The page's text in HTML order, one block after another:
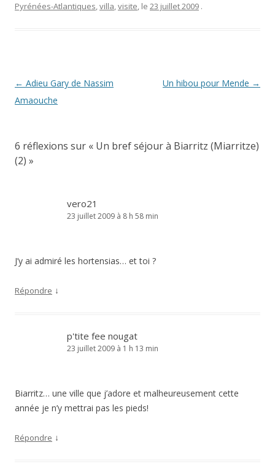
Pyrénées-Atlantiques,villa,visite, le 23 juillet 2009 .
Navigation
des
← Adieu Gary de Nassim
Amaouche
Un hibou pour Mende →
6 réflexions sur « Un bref séjour à Biarritz (Miarritze)
(2) »
vero21
23 juillet 2009 à 8 h 58 min
J’y ai admiré les hortensias… et toi ?
Répondre ↓
p'tite fee nougat
23 juillet 2009 à 1 h 13 min
Biarritz… une ville que j’adore et malheureusement cette
année je n’y mettrai pas les pieds!
Répondre ↓